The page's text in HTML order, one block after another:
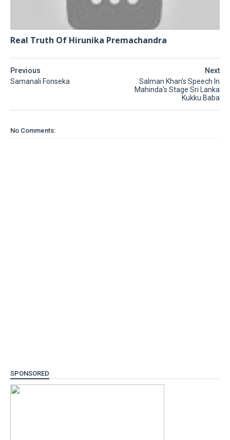
Real Truth Of Hirunika Premachandra
Next
Salman Khan's Speech In
Mahinda's Stage Sri Lanka
Kukku Baba
Previous
Samanali Fonseka
No Comments:
SPONSORED